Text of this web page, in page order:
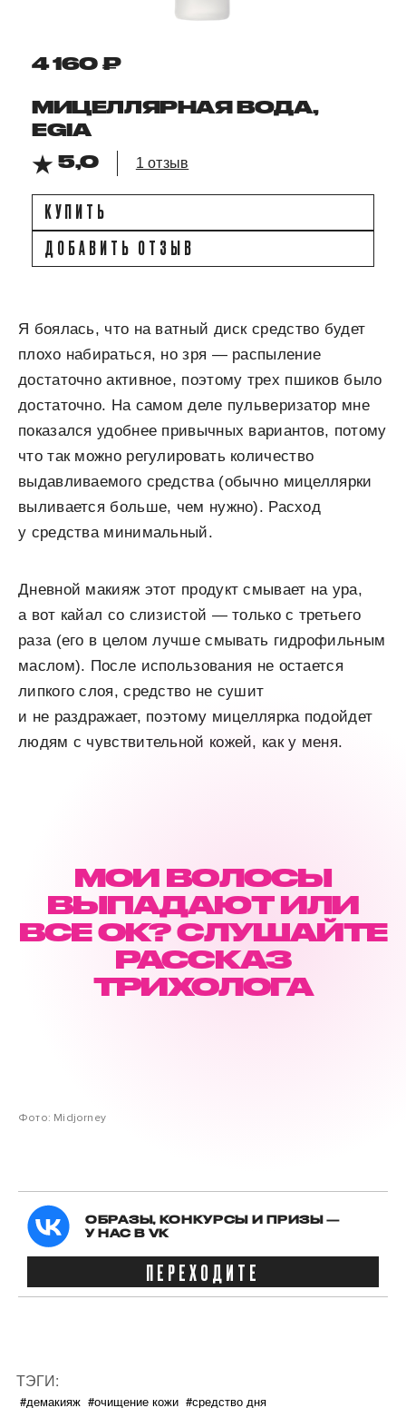
4 160 ₽
МИЦЕЛЛЯРНАЯ ВОДА,
EGIA
5,0
1 отзыв
КУПИТЬ
ДОБАВИТЬ ОТЗЫВ
Я боялась, что на ватный диск средство будет
плохо набираться, но зря — распыление
достаточно активное, поэтому трех пшиков было
достаточно. На самом деле пульверизатор мне
показался удобнее привычных вариантов, потому
что так можно регулировать количество
выдавливаемого средства (обычно мицеллярки
выливается больше, чем нужно). Расход
у средства минимальный.
Дневной макияж этот продукт смывает на ура,
а вот кайал со слизистой — только с третьего
раза (его в целом лучше смывать гидрофильным
маслом). После использования не остается
липкого слоя, средство не сушит
и не раздражает, поэтому мицеллярка подойдет
людям с чувствительной кожей, как у меня.
МОИ ВОЛОСЫ
ВЫПАДАЮТ ИЛИ
ВСЕ ОК? СЛУШАЙТЕ
РАССКАЗ
ТРИХОЛОГА
Фото: Midjorney
ОБРАЗЫ, КОНКУРСЫ И ПРИЗЫ —
У НАС В VK
ПЕРЕХОДИТЕ
ТЭГИ:
#демакияж #очищение кожи #средство дня